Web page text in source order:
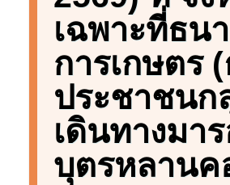
เฉพาะที่ธน
การเกษตร
ประชาชนก
เดินทางมา
บุตรหลานค